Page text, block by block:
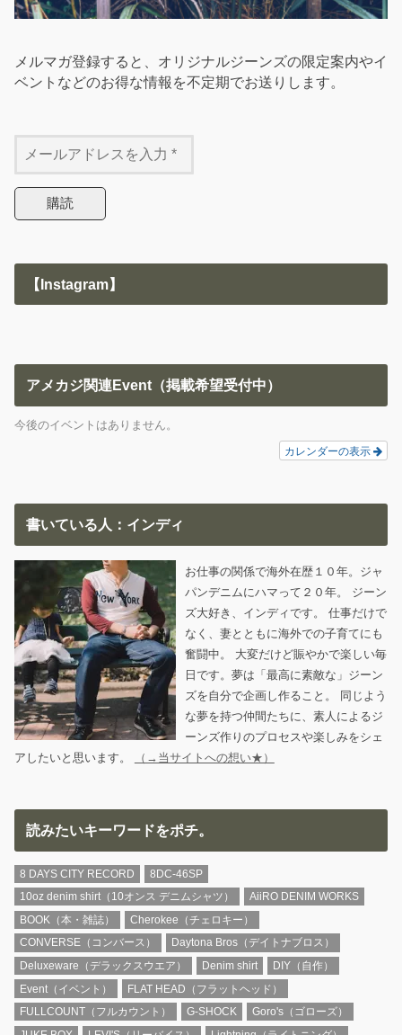
メルマガ登録すると、オリジナルジーンズの限定案内やイ
ベントなどのお得な情報を不定期でお送りします。
【Instagram】
アメカジ関連Event（掲載希望受付中）
今後のイベントはありません。
カレンダーの表示
書いている人：インディ
お仕事の関係で海外在歴１０年。ジャ
パンデニムにハマって２０年。 ジーン
ズ大好き、インディです。 仕事だけで
なく、妻とともに海外での子育てにも
奮闘中。 大変だけど賑やかで楽しい毎
日です。夢は「最高に素敵な」ジーン
ズを自分で企画し作ること。 同じよう
な夢を持つ仲間たちに、素人によるジ
ーンズ作りのプロセスや楽しみをシェ
アしたいと思います。
（→当サイトへの想い★）
読みたいキーワードをポチ。
8 DAYS CITY RECORD
8DC-46SP
10oz denim shirt（10オンス デニムシャツ）
AiiRO DENIM WORKS
BOOK（本・雑誌）
Cherokee（チェロキー）
CONVERSE（コンバース）
Daytona Bros（デイトナブロス）
Deluxeware（デラックスウエア）
Denim shirt
DIY（自作）
Event（イベント）
FLAT HEAD（フラットヘッド）
FULLCOUNT（フルカウント）
G-SHOCK
Goro's（ゴローズ）